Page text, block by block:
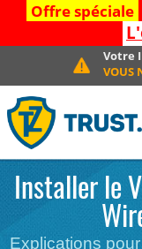
Offre spéciale
Votre
VOUS
Installer le
Explications